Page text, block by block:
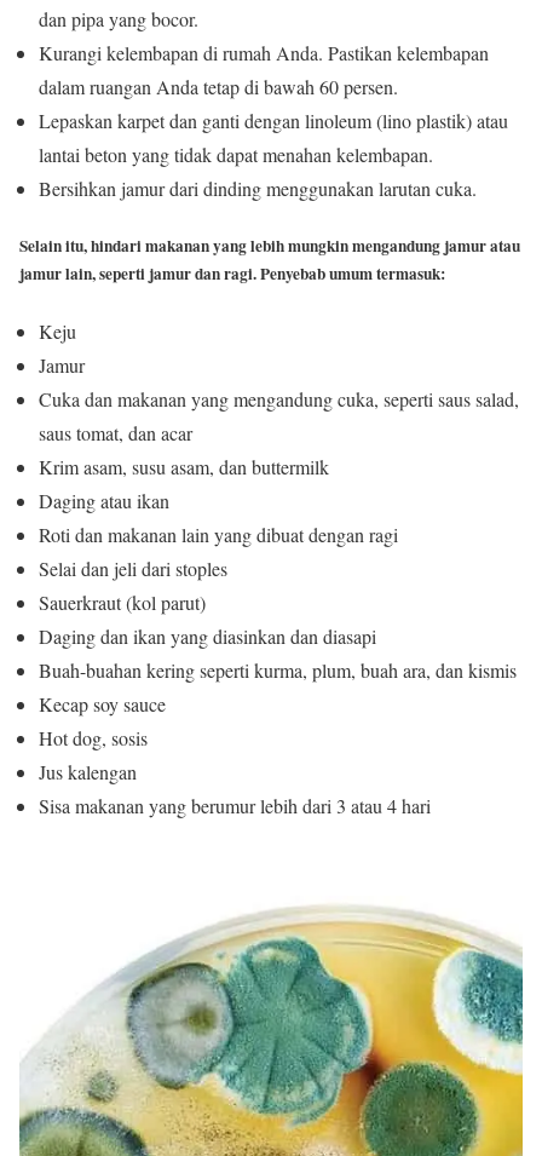
dan pipa yang bocor.
Kurangi kelembapan di rumah Anda. Pastikan kelembapan
dalam ruangan Anda tetap di bawah 60 persen.
Lepaskan karpet dan ganti dengan linoleum (lino plastik) atau
lantai beton yang tidak dapat menahan kelembapan.
Bersihkan jamur dari dinding menggunakan larutan cuka.
Selain itu, hindari makanan yang lebih mungkin mengandung jamur atau
jamur lain, seperti jamur dan ragi. Penyebab umum termasuk:
Keju
Jamur
Cuka dan makanan yang mengandung cuka, seperti saus salad,
saus tomat, dan acar
Krim asam, susu asam, dan buttermilk
Daging atau ikan
Roti dan makanan lain yang dibuat dengan ragi
Selai dan jeli dari stoples
Sauerkraut (kol parut)
Daging dan ikan yang diasinkan dan diasapi
Buah-buahan kering seperti kurma, plum, buah ara, dan kismis
Kecap soy sauce
Hot dog, sosis
Jus kalengan
Sisa makanan yang berumur lebih dari 3 atau 4 hari